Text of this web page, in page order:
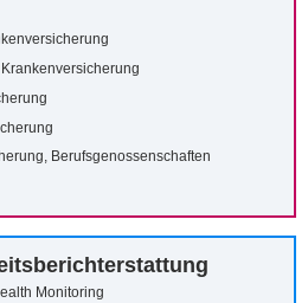
Berufsgenossenschaften
Monitoring